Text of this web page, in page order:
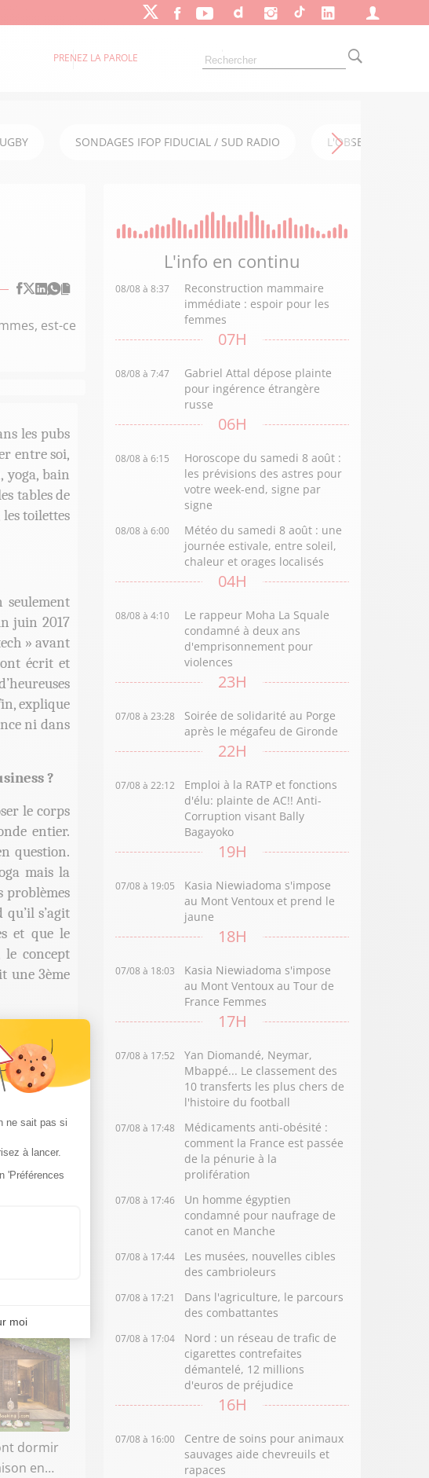
PRENEZ LA PAROLE
SONDAGES IFOP FIDUCIAL / SUD RADIO L'OBSERVATOIRE
est-ce
les pubs
entre soi,
yoga, bain
tables de
toilettes
seulement
juin 2017
» avant
écrit et
explique
ni dans
?
le corps
entier.
question.
mais la
problèmes
s’agit
et que le
concept
une 3ème
dormir
en…
L'info en continu
08/08 à 8:37
Reconstruction mammaire
immédiate : espoir pour les
femmes
07H
08/08 à 7:47
Gabriel Attal dépose plainte
pour ingérence étrangère
russe
06H
08/08 à 6:15
Horoscope du samedi 8 août :
les prévisions des astres pour
votre week-end, signe par
signe
08/08 à 6:00
Météo du samedi 8 août : une
journée estivale, entre soleil,
chaleur et orages localisés
04H
08/08 à 4:10
Le rappeur Moha La Squale
condamné à deux ans
d'emprisonnement pour
violences
23H
07/08 à 23:28
Soirée de solidarité au Porge
après le mégafeu de Gironde
22H
07/08 à 22:12
Emploi à la RATP et fonctions
d'élu: plainte de AC!! Anti-
Corruption visant Bally
Bagayoko
19H
07/08 à 19:05
Kasia Niewiadoma s'impose
au Mont Ventoux et prend le
jaune
18H
07/08 à 18:03
Kasia Niewiadoma s'impose
au Mont Ventoux au Tour de
France Femmes
17H
07/08 à 17:52
Yan Diomandé, Neymar,
Mbappé... Le classement des
10 transferts les plus chers de
l'histoire du football
07/08 à 17:48
Médicaments anti-obésité :
comment la France est passée
de la pénurie à la
prolifération
07/08 à 17:46
Un homme égyptien
condamné pour naufrage de
canot en Manche
07/08 à 17:44
Les musées, nouvelles cibles
des cambrioleurs
07/08 à 17:21
Dans l'agriculture, le parcours
des combattantes
07/08 à 17:04
Nord : un réseau de trafic de
cigarettes contrefaites
démantelé, 12 millions
d'euros de préjudice
16H
07/08 à 16:00
Centre de soins pour animaux
sauvages aide chevreuils et
rapaces